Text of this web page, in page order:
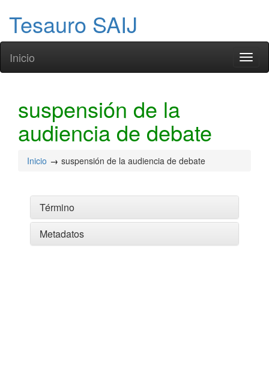
Tesauro SAIJ
Inicio
suspensión de la
audiencia de debate
Inicio suspensión de la audiencia de debate
Término
Metadatos